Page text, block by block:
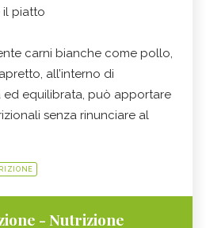
il piatto
carni bianche come pollo,
all’interno di
ed equilibrata, può apportare
senza rinunciare al
- Nutrizione